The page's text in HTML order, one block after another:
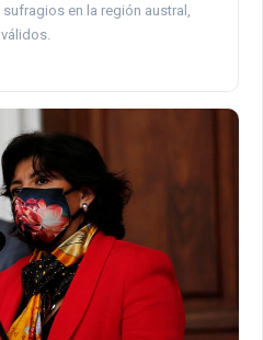
en la región austral,